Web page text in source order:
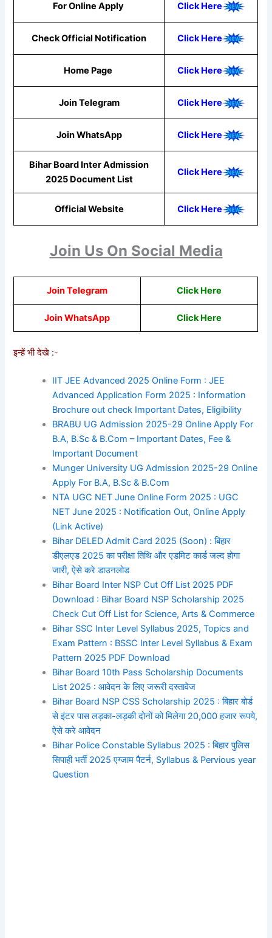
For Online Apply Click Here
Check Official Notification Click Here
Home Page Click Here
Join Telegram Click Here
Join WhatsApp Click Here
Bihar Board Inter Admission
2025 Document List
Click Here
Official Website Click Here
Join Us On Social Media
Join Telegram Click Here
Join WhatsApp Click Here
इन्हें भी देखे :-
IIT JEE Advanced 2025 Online Form : JEE
Advanced Application Form 2025 : Information
Brochure out check Important Dates, Eligibility
BRABU UG Admission 2025-29 Online Apply For
B.A, B.Sc & B.Com – Important Dates, Fee &
Important Document
Munger University UG Admission 2025-29 Online
Apply For B.A, B.Sc & B.Com
NTA UGC NET June Online Form 2025 : UGC
NET June 2025 : Notification Out, Online Apply
(Link Active)
Bihar DELED Admit Card 2025 (Soon) : बिहार
डीएलएड 2025 का परीक्षा तिथि और एडमिट कार्ड जल्द होगा
जारी, ऐसे करे डाउनलोड
Bihar Board Inter NSP Cut Off List 2025 PDF
Download : Bihar Board NSP Scholarship 2025
Check Cut Off List for Science, Arts & Commerce
Bihar SSC Inter Level Syllabus 2025, Topics and
Exam Pattern : BSSC Inter Level Syllabus & Exam
Pattern 2025 PDF Download
Bihar Board 10th Pass Scholarship Documents
List 2025 : आवेदन के लिए जरूरी दस्तावेज
Bihar Board NSP CSS Scholarship 2025 : बिहार बोर्ड
से इंटर पास लड़का-लड़की दोनों को मिलेगा 20,000 हजार रूपये,
ऐसे करे आवेदन
Bihar Police Constable Syllabus 2025 : बिहार पुलिस
सिपाही भर्ती 2025 एग्जाम पैटर्न, Syllabus & Pervious year
Question